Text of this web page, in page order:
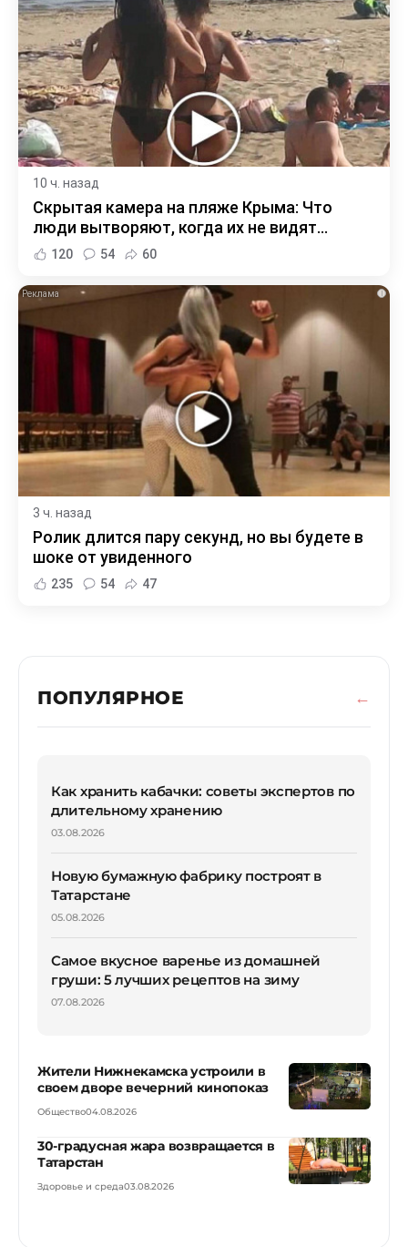
10 ч. назад
Скрытая камера на пляже Крыма: Что
люди вытворяют, когда их не видят...
120 54 60
i
3 ч. назад
Ролик длится пару секунд, но вы будете в
шоке от увиденного
235 54 47
ПОПУЛЯРНОЕ
Как хранить кабачки: советы экспертов по
длительному хранению
03.08.2026
Новую бумажную фабрику построят в
Татарстане
05.08.2026
Самое вкусное варенье из домашней
груши: 5 лучших рецептов на зиму
07.08.2026
Жители Нижнекамска устроили в
своем дворе вечерний кинопоказ
Общество04.08.2026
30-градусная жара возвращается в
Татарстан
Здоровье и среда03.08.2026